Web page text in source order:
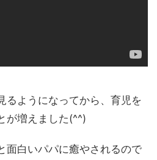
るようになってから、育児を
が増えました(^^)
面白いパパに癒やされるので